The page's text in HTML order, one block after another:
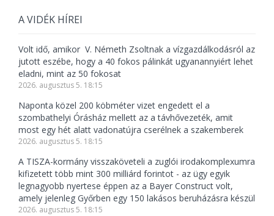
A VIDÉK HÍREI
Volt idő, amikor V. Németh Zsoltnak a vízgazdálkodásról az
jutott eszébe, hogy a 40 fokos pálinkát ugyanannyiért lehet
eladni, mint az 50 fokosat
2026. augusztus 5. 18:15
Naponta közel 200 köbméter vizet engedett el a
szombathelyi Órásház mellett az a távhővezeték, amit
most egy hét alatt vadonatújra cserélnek a szakemberek
2026. augusztus 5. 18:15
A TISZA-kormány visszaköveteli a zuglói irodakomplexumra
kifizetett több mint 300 milliárd forintot - az ügy egyik
legnagyobb nyertese éppen az a Bayer Construct volt,
amely jelenleg Győrben egy 150 lakásos beruházásra készül
2026. augusztus 5. 18:15